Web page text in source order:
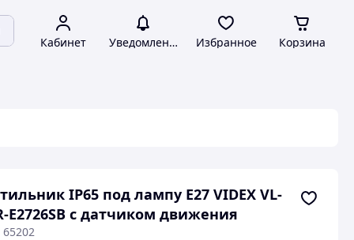
Кабинет Уведомления Избранное Корзина
IP65 под лампу E27 VIDEX VL-
E2726SB с датчиком движения
65202